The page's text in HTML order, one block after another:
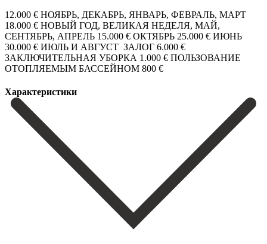
12.000 € НОЯБРЬ, ДЕКАБРЬ, ‌ЯНВАРЬ, ‌ФЕВРАЛЬ, ‌МАРТ
18.000 ‌€ НОВЫЙ ‌ГОД, ВЕЛИКАЯ ‌НЕДЕЛЯ, МАЙ,
СЕНТЯБРЬ, АПРЕЛЬ 15.000 € ОКТЯБРЬ 25.000 € ИЮНЬ
30.000 ‌€ ИЮЛЬ ‌И АВГУСТ ‌ ЗАЛОГ 6.000 €
ЗАКЛЮЧИТЕЛЬНАЯ ‌УБОРКА ‌1.000 ‌€ ПОЛЬЗОВАНИЕ
‌ОТОПЛЯЕМЫМ ‌БАССЕЙНОМ ‌800 ‌€
Характеристики